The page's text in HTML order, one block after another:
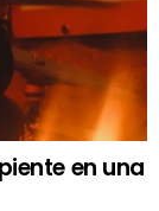
en una